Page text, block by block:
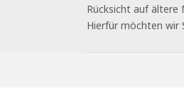
Rücksicht auf ältere
Hierfür möchten wir